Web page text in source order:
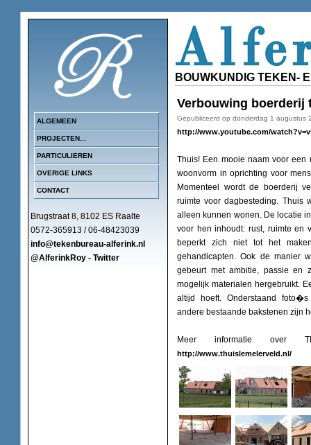
ALGEMEEN
PROJECTEN...
PARTICULIEREN
OVERIGE LINKS
CONTACT
Brugstraat 8, 8102 ES Raalte
0572-365913 / 06-48423039
info@tekenbureau-alferink.nl
@AlferinkRoy - Twitter
BOUWKUNDIG TEKEN-
Verbouwing boerderij
Gepubliceerd op donderdag 1 augustus
http://www.youtube.com/
Thuis! Een mooie naam voor
woonvorm in oprichting voor
Momenteel wordt de boerderij
ruimte voor dagbesteding. Thuis
alleen kunnen wonen. De locatie
voor hen inhoudt: rust, ruimte en
beperkt zich niet tot het
gehandicapten. Ook de manier
gebeurt met ambitie, passie en
mogelijk materialen hergebruikt.
altijd hoeft. Onderstaand
andere bestaande bakstenen zijn
Meer informatie
http://www.thuislemelerveld.nl/